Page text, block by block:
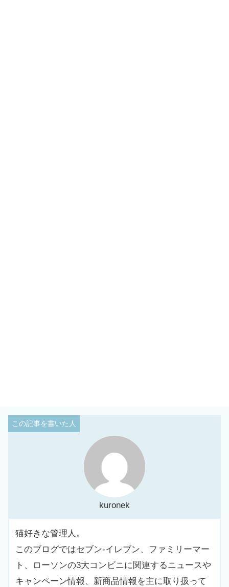
kuronek
猫好きな管理人。
このブログではセブン-イレブン、ファミリーマー
ト、ローソンの3大コンビニに関連するニュースや
キャンペーン情報、新商品情報を主に取り扱って